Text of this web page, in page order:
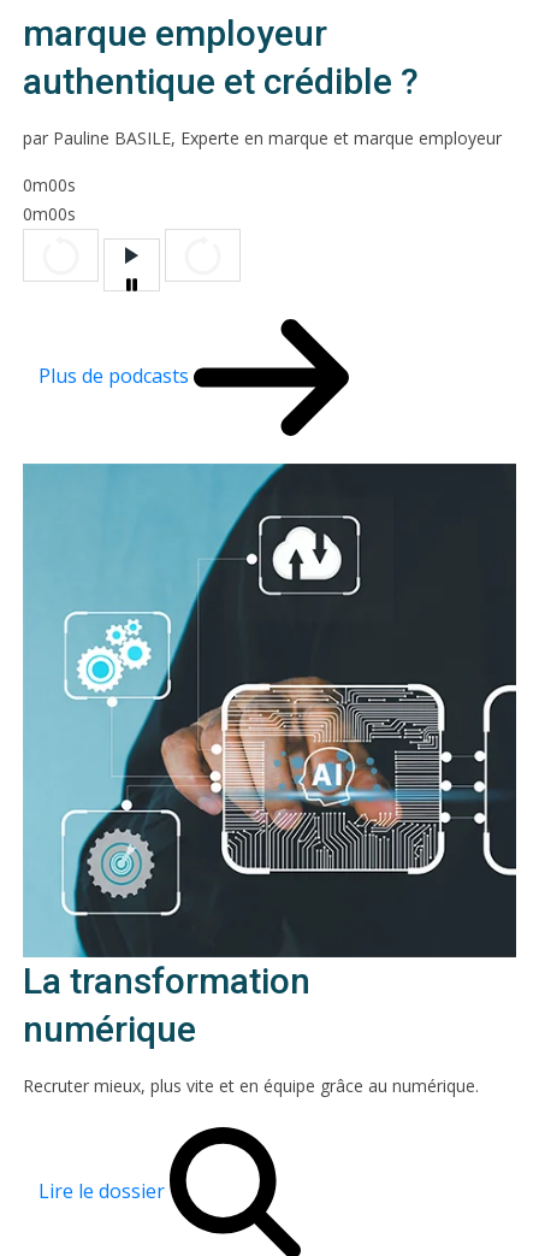
marque employeur
authentique et crédible ?
par Pauline BASILE, Experte en marque et marque employeur
0m00s
0m00s
Plus de podcasts
La transformation
numérique
Recruter mieux, plus vite et en équipe grâce au numérique.
Lire le dossier